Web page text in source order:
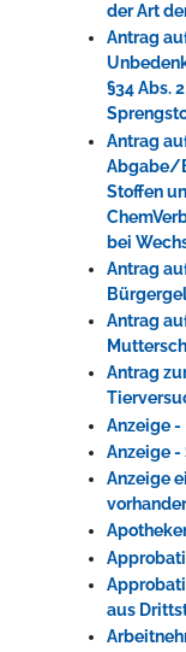
der Art
Antrag
§34 Abs.
Antrag
Abgabe/
Stoffen
bei
Antrag
Antrag
Antrag
Anzeige
Anzeige
Anzeige
aus